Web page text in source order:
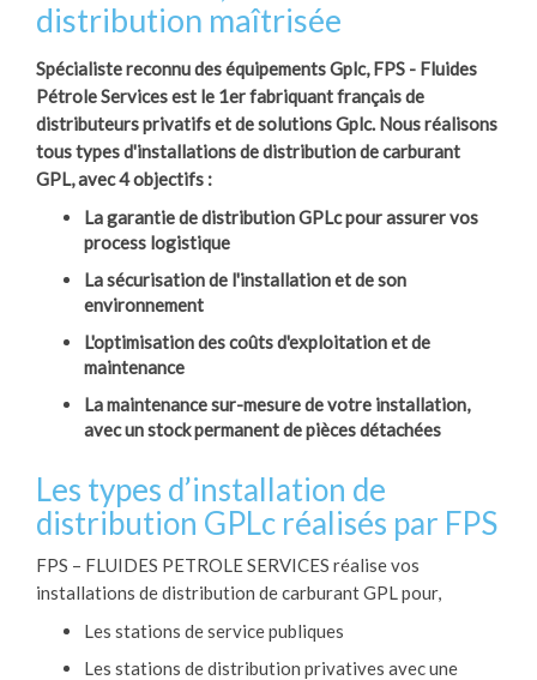
distribution maîtrisée
Spécialiste reconnu des équipements Gplc, FPS - Fluides
Pétrole Servicesest le 1er fabriquant français de
distributeurs privatifs et de solutions Gplc. Nous réalisons
tous types d'installations de distribution de carburant
GPL, avec 4 objectifs :
La garantie de distribution GPLc pour assurer vos
process logistique
La sécurisation de l'installation et de son
environnement
L'optimisation des coûts d'exploitation et de
maintenance
La maintenance sur-mesure de votre installation,
avec un stock permanent de pièces détachées
Les types d’installation de
distribution GPLc réalisés par FPS
FPS – FLUIDES PETROLE SERVICES réalise vos
installations de distribution de carburant GPL pour,
Les stations de service publiques
Les stations de distribution privatives avec une